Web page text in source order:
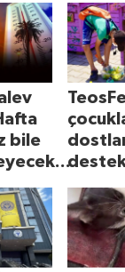
bile